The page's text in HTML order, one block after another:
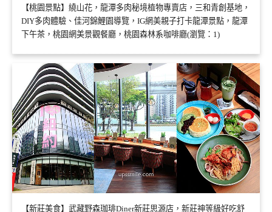
【桃園景點】繞山花，龍潭多肉秘境植物專賣店，三和青創基地，
DIY多肉體驗、佳河錦鯉園導覽，IG網美親子打卡龍潭景點，龍潭
下午茶，桃園網美景觀餐廳，桃園森林系咖啡廳(瀏覽：1)
【新莊美食】武藏野森珈琲Diner新莊思源店，新莊神等級好吃舒